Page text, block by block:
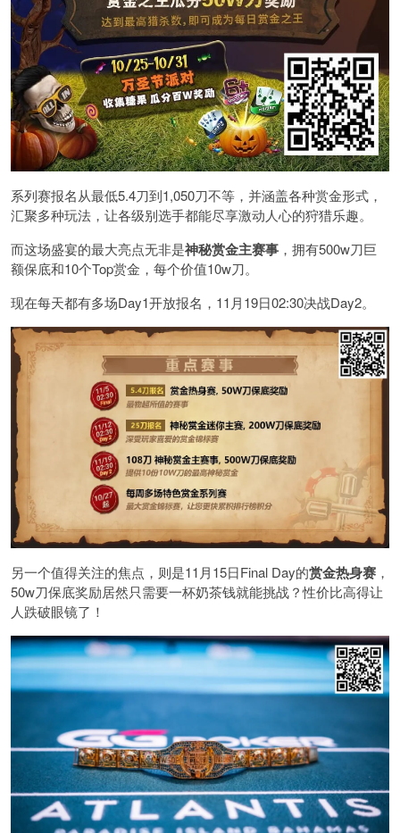
系列赛报名从最低5.4刀到1,050刀不等，并涵盖各种赏金形式，
汇聚多种玩法，让各级别选手都能尽享激动人心的狩猎乐趣。
而这场盛宴的最大亮点无非是神秘赏金主赛事 ，拥有500w刀巨
额保底和10个Top赏金，每个价值10w刀。
现在每天都有多场Day1开放报名，11月19日02:30决战Day2。
另一个值得关注的焦点，则是11月15日Final Day的赏金热身赛 ，
50w刀保底奖励居然只需要一杯奶茶钱就能挑战？性价比高得让
人跌破眼镜了！